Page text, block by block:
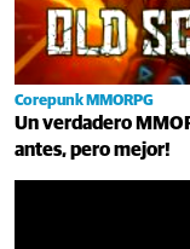
Corepunk MMORPG
Un verdadero
antes, pero mejor!